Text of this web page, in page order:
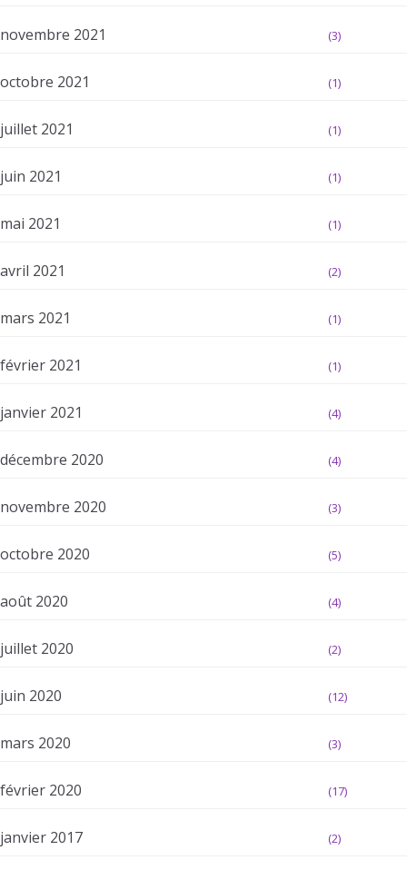
novembre 2021 (3)
octobre 2021 (1)
juillet 2021 (1)
juin 2021 (1)
mai 2021 (1)
avril 2021 (2)
mars 2021 (1)
février 2021 (1)
janvier 2021 (4)
décembre 2020 (4)
novembre 2020 (3)
octobre 2020 (5)
août 2020 (4)
juillet 2020 (2)
juin 2020 (12)
mars 2020 (3)
février 2020 (17)
janvier 2017 (2)